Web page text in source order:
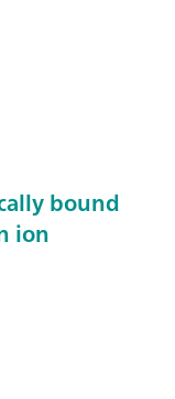
bound
ion